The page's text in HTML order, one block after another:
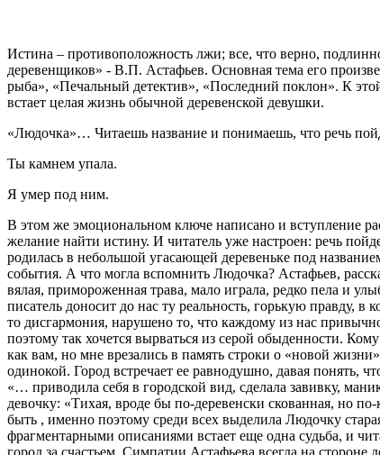
Истина – противоположность лжи; все, что верно,
деревенщиков» - В.П. Астафьев. Основная тема его
рыба», «Печальный детектив», «Последний поклон». К
встает целая жизнь обычной деревенской девушки.
«Людочка»… Читаешь название и понимаешь, что речь
Ты камнем упала.
Я умер под ним.
В этом же эмоциональном ключе написано и вступление
желание найти истину. И читатель уже настроен: речь
родилась в небольшой угасающей деревеньке под
события. А что могла вспомнить Людочка? Астафьев,
вялая, примороженная трава, мало играла, редко пела и
писатель доносит до нас ту реальность, горькую правду, в
то дисгармония, нарушено то, что каждому из нас
поэтому так хочется вырваться из серой обыденности.
как вам, но мне врезались в память строки о «новой
одинокой. Город встречает ее равнодушно, давая понять,
«… приводила себя в городской вид, сделала завивку,
девочку: «Тихая, вроде бы по-деревенски скованная, но
быть , именно поэтому среди всех выделила Людочку
фрагментарными описаниями встает еще одна судьба, и
город за счастьем. Симпатии Астафьева всегда на